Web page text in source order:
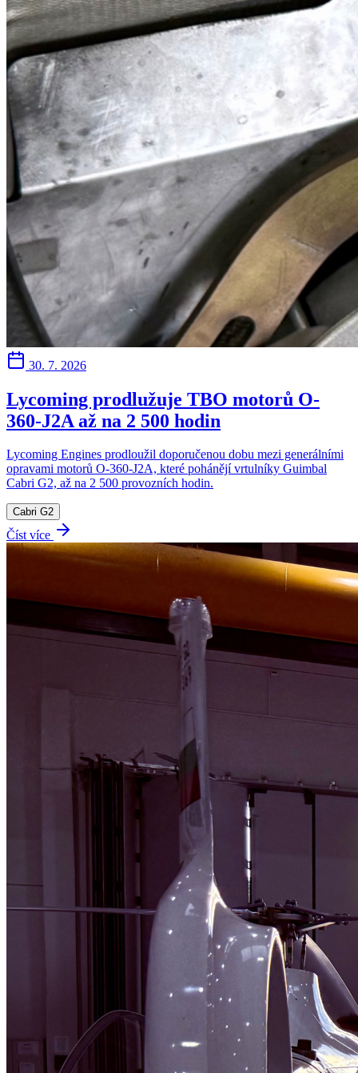
30. 7. 2026
Lycoming prodlužuje TBO motorů O-
360-J2A až na 2 500 hodin
Lycoming Engines prodloužil doporučenou dobu mezi generálními
opravami motorů O-360-J2A, které pohánějí vrtulníky Guimbal
Cabri G2, až na 2 500 provozních hodin.
Cabri G2
Číst více